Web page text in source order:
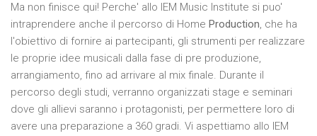
Ma non finisce qui! Perche' allo IEM Music Institute si puo'
intraprendere anche il percorso di Home Production, che ha
l'obiettivo di fornire ai partecipanti, gli strumenti per realizzare
le proprie idee musicali dalla fase di pre produzione,
arrangiamento, fino ad arrivare al mix finale. Durante il
percorso degli studi, verranno organizzati stage e seminari
dove gli allievi saranno i protagonisti, per permettere loro di
avere una preparazione a 360 gradi. Vi aspettiamo allo IEM